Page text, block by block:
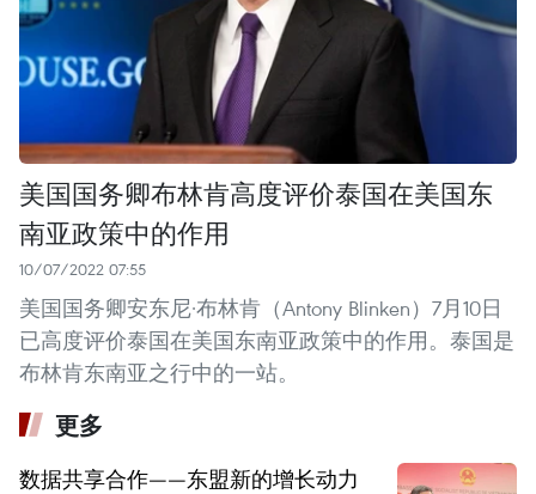
美国国务卿布林肯高度评价泰国在美国东
南亚政策中的作用
10/07/2022 07:55
美国国务卿安东尼·布林肯（Antony Blinken）7月10日
已高度评价泰国在美国东南亚政策中的作用。泰国是
布林肯东南亚之行中的一站。
更多
数据共享合作——东盟新的增长动力